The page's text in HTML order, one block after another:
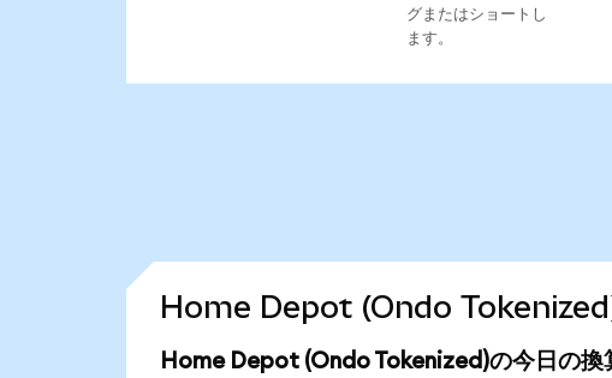
グまたはショートし
ます。
Home Depot (Ondo Tokenized)
Home Depot (Ondo Tokenized)の今日の換